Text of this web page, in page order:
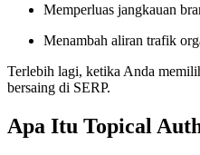
Memperluas jangkauan
Menambah aliran trafik
Terlebih lagi, ketika Anda
bersaing di SERP.
Apa Itu Topical